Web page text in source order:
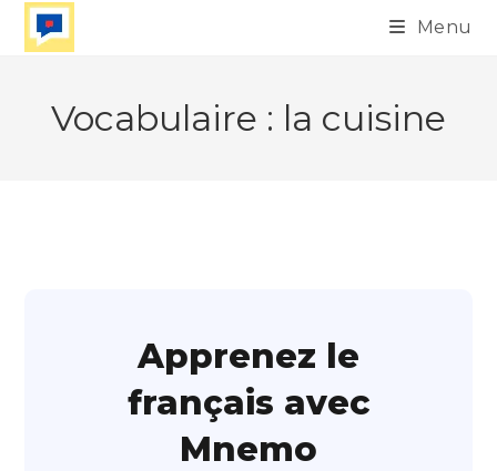
Skip
Menu
Vocabulaire : la cuisine
Apprenez le
français avec
Mnemo